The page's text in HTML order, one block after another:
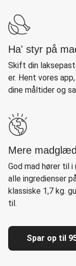
Ha' styr på
Skift din
er. Hent vores
dine måltider og
Mere
God mad hører til i
alle ingredienser
klassiske 1,7 kg.
til.
Spar op til